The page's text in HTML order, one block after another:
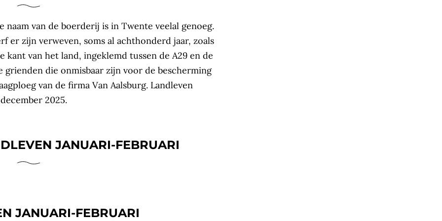
naam van de boerderij is in Twente veelal genoeg.
er zijn verweven, soms al achthonderd jaar, zoals
kant van het land, ingeklemd tussen de A29 en de
grienden die onmisbaar zijn voor de bescherming
van de firma Van Aalsburg. Landleven
2025.
JANUARI-FEBRUARI
JANUARI-FEBRUARI